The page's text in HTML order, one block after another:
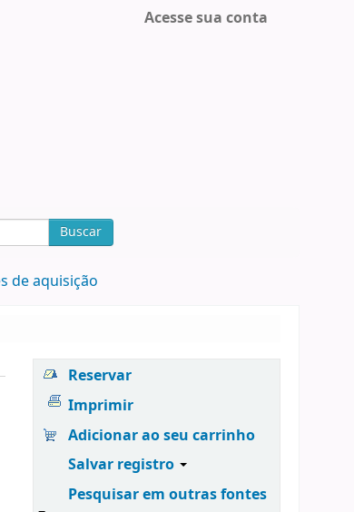
Acesse sua conta
Buscar
de aquisição
Reservar
Imprimir
Adicionar ao seu carrinho
Salvar registro
Pesquisar em outras fontes